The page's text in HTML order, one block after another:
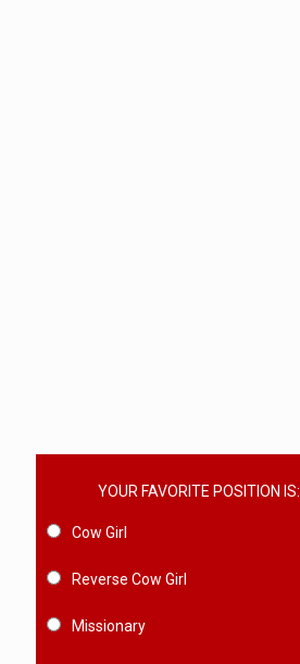
YOUR FAVORITE POSITION IS:
Cow Girl
Reverse Cow Girl
Missionary